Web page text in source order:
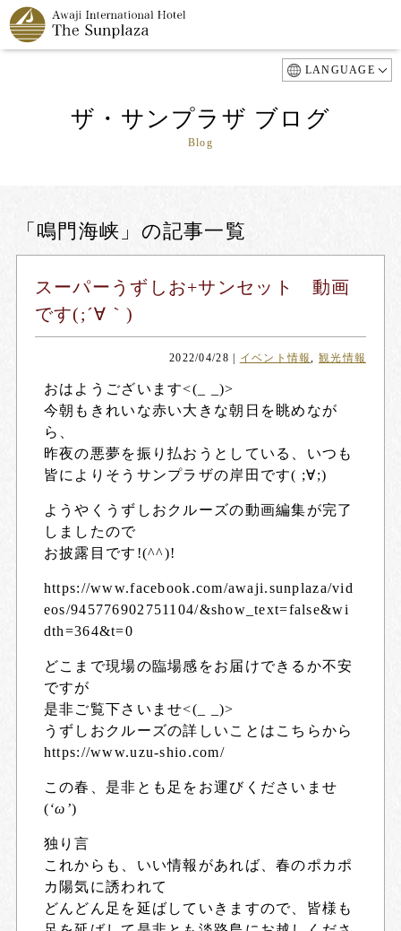
LANGUAGE
ザ・サンプラザ ブログ
Blog
「鳴門海峡」の記事一覧
スーパーうずしお+サンセット 動画
です(;´∀｀)
2022/04/28 イベント情報, 観光情報
おはようございます<(_ _)>
今朝もきれいな赤い大きな朝日を眺めなが
ら、
昨夜の悪夢を振り払おうとしている、いつも
皆によりそうサンプラザの岸田です( ;∀;)
ようやくうずしおクルーズの動画編集が完了
しましたので
お披露目です!(^^)!
https://www.facebook.com/awaji.sunplaza/vid
eos/945776902751104/&show_text=false&wi
dth=364&t=0
どこまで現場の臨場感をお届けできるか不安
ですが
是非ご覧下さいませ<(_ _)>
うずしおクルーズの詳しいことはこちらから
https://www.uzu-shio.com/
この春、是非とも足をお運びくださいませ
(‘ω’)
独り言
これからも、いい情報があれば、春のポカポ
カ陽気に誘われて
どんどん足を延ばしていきますので、皆様も